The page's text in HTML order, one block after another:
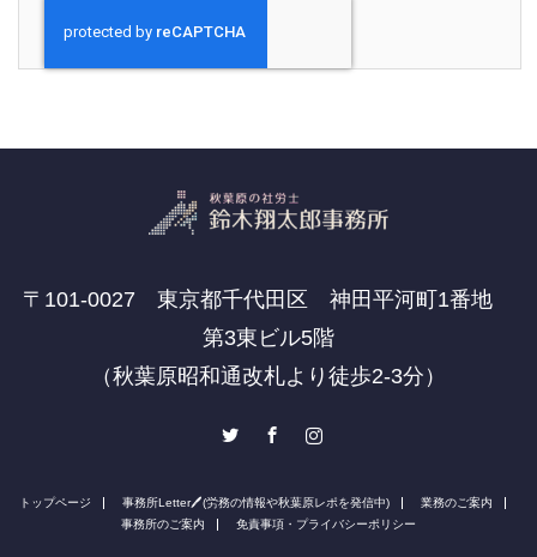
〒101-0027 東京都千代田区 神田平河町1番地
第3東ビル5階
（秋葉原昭和通改札より徒歩2-3分）
Instagram
トップページ 事務所Letter🖊(労務の情報や秋葉原レポを発信中)
業務のご案内
事務所のご案内
免責事項・プライバシーポリシー